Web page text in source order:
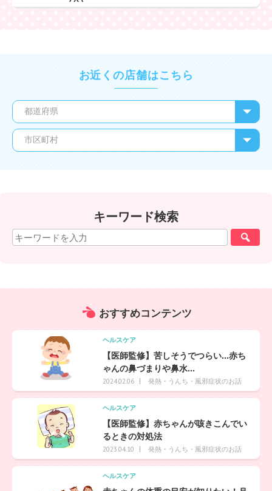
お近くの店舗はこちら
キーワード検索
おすすめコンテンツ
ヘルスケア
【医師監修】苦しそうでつらい…赤ち
ゃんの鼻づまりや鼻水...
2024.02.06 発熱・うんち・風邪症状のお話
ヘルスケア
【医師監修】赤ちゃんが咳きこんでい
るときの対処法
2023.04.10 発熱・うんち・風邪症状のお話
ヘルスケア